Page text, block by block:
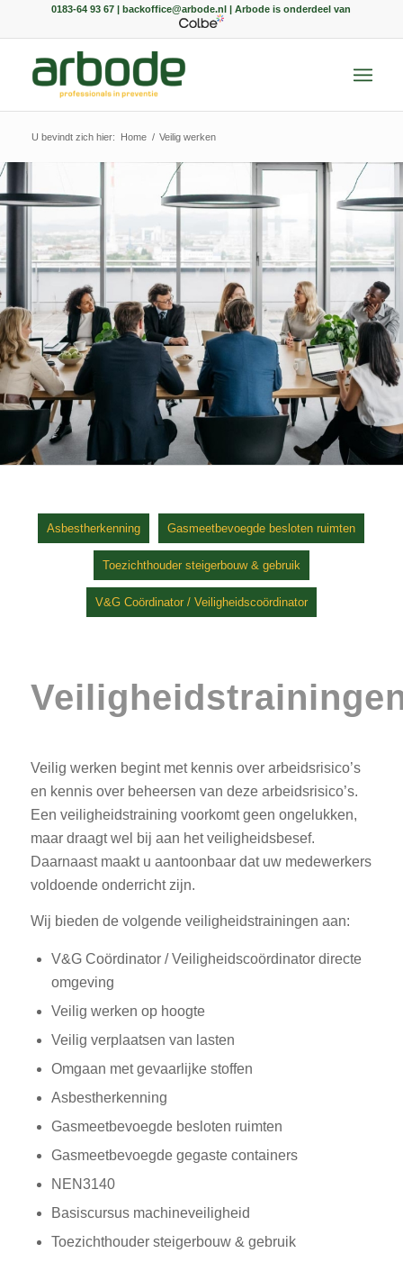
0183-64 93 67 | backoffice@arbode.nl | Arbode is onderdeel van
U bevindt zich hier: Home / Veilig werken
Asbestherkenning Gasmeetbevoegde besloten ruimten
Toezichthouder steigerbouw & gebruik
V&G Coördinator / Veiligheidscoördinator
Veilig werken begint met kennis over arbeidsrisico’s
en kennis over beheersen van deze arbeidsrisico’s.
Een veiligheidstraining voorkomt geen ongelukken,
maar draagt wel bij aan het veiligheidsbesef.
Daarnaast maakt u aantoonbaar dat uw medewerkers
voldoende onderricht zijn.
Wij bieden de volgende veiligheidstrainingen aan:
V&G Coördinator / Veiligheidscoördinator directe
omgeving
Veilig werken op hoogte
Veilig verplaatsen van lasten
Omgaan met gevaarlijke stoffen
Asbestherkenning
Gasmeetbevoegde besloten ruimten
Gasmeetbevoegde gegaste containers
NEN3140
Basiscursus machineveiligheid
Toezichthouder steigerbouw & gebruik